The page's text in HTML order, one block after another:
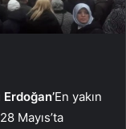
En yakın
Mayıs’ta